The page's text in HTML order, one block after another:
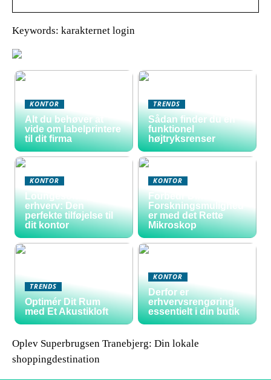
Keywords: karakternet login
KONTOR
Alt du behøver at
vide om labelprintere
til dit firma
TRENDS
Sådan finder du en
funktionel
højtryksrenser
KONTOR
Loungesofa til
erhverv: Den
perfekte tilføjelse til
dit kontor
KONTOR
Forbedr Dine
Forskningsmulighed
er med det Rette
Mikroskop
TRENDS
Optimér Dit Rum
med Et Akustikloft
KONTOR
Derfor er
erhvervsrengøring
essentielt i din butik
Oplev Superbrugsen Tranebjerg: Din lokale
shoppingdestination